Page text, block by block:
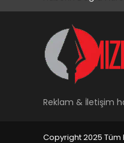
Reklam & İletişim
Copyright 2025 Tüm